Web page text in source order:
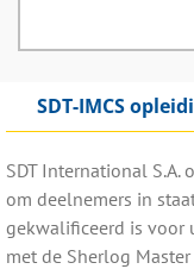
SDT-IMCS
SDT International S.A.
om deelnemers in
gekwalificeerd is voor
met de Sherlog